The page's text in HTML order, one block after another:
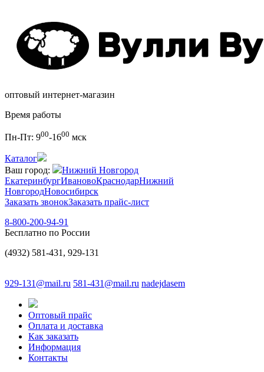
оптовый интернет-магазин
Время работы
Пн-Пт: 900-1600 мск
Каталог
Ваш город:
Нижний Новгород
ЕкатеринбургИвановоКраснодарНижний
НовгородНовосибирск
Заказать звонокЗаказать прайс-лист
8-800-200-94-91
Бесплатно по России
(4932) 581-431, 929-131
929-131@mail.ru 581-431@mail.ru nadejdasem
Оптовый прайс
Оплата и доставка
Как заказать
Информация
Контакты